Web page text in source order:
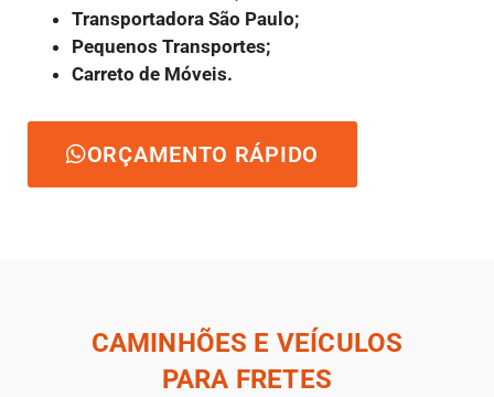
Transportadora São Paulo;
Pequenos Transportes;
Carreto de Móveis.
ORÇAMENTO RÁPIDO
CAMINHÕES E VEÍCULOS
PARA FRETES